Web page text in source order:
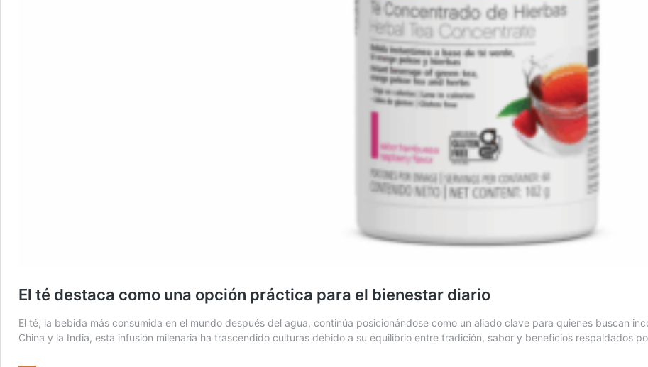
El té destaca como una opción práctica para el bienestar diario
El té, la bebida más consumida en el mundo después del agua, continúa posicionándose como un aliado clave para quienes buscan
China y la India, esta infusión milenaria ha trascendido culturas debido a su equilibrio entre tradición, sabor y beneficios respaldados